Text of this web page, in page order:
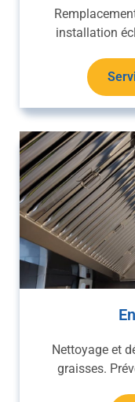
installation
Nettoyage et
graisses.